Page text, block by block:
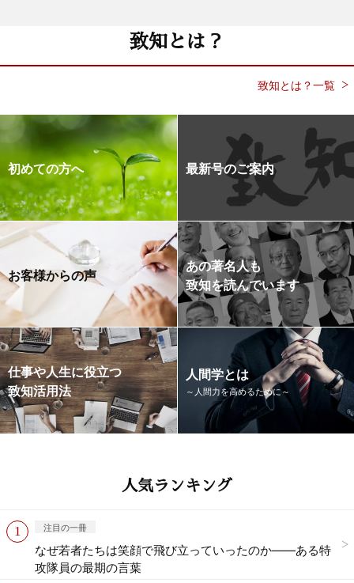
致知とは？
致知とは？一覧
初めての方へ 最新号のご案内
お客様からの声
あの著名人も
致知を読んでいます
仕事や人生に役立つ
致知活用法
人間学とは
～人間力を高めるために～
人気ランキング
注目の一冊
なぜ若者たちは笑顔で飛び立っていったのか——ある特
攻隊員の最期の言葉